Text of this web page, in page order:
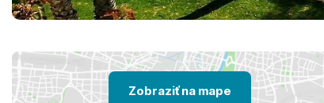
Zobraziť na mape